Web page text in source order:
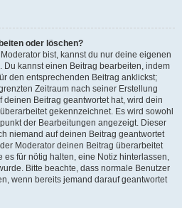
oder löschen?
bist, kannst du nur deine eigenen
Du kannst einen Beitrag bearbeiten, indem
den entsprechenden Beitrag anklickst;
Zeitraum nach seiner Erstellung
Beitrag geantwortet hat, wird dein
gekennzeichnet. Es wird sowohl
der Bearbeitungen angezeigt. Dieser
niemand auf deinen Beitrag geantwortet
Moderator deinen Beitrag überarbeitet
es für nötig halten, eine Notiz hinterlassen,
Bitte beachte, dass normale Benutzer
wenn bereits jemand darauf geantwortet